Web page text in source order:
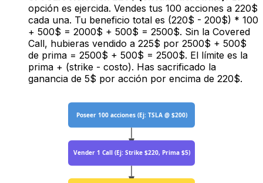
opción es ejercida. Vendes tus 100 acciones a 220$
cada una. Tu beneficio total es (220$ - 200$) * 100
+ 500$ = 2000$ + 500$ = 2500$. Sin la Covered
Call, hubieras vendido a 225$ por 2500$ + 500$
de prima = 2500$ + 500$ = 2500$. El límite es la
prima + (strike - costo). Has sacrificado la
ganancia de 5$ por acción por encima de 220$.
Poseer 100 acciones (Ej: TSLA @ $200)
Vender 1 Call (Ej: Strike $220, Prima $5)